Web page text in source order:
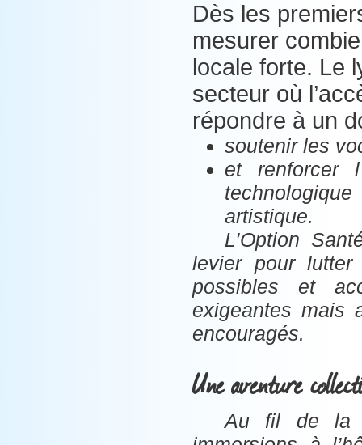
Dès les
mesurer
locale forte. Le
secteur où
répondre à un
soutenir les
et renforcer
artistique.
L’Option
levier pour lutter
possibles et
exigeantes mais
encouragés.
Une aventure
Au fil de la